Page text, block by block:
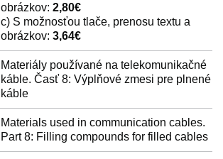
obrázkov: 2,80€
c) S možnosťou tlače, prenosu textu a
obrázkov: 3,64€
Materiály používané na telekomunikačné
káble. Časť 8: Výplňové zmesi pre plnené
káble
Materials used in communication cables.
Part 8: Filling compounds for filled cables